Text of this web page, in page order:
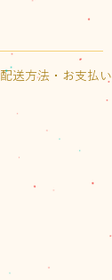
配送方法・お支払い